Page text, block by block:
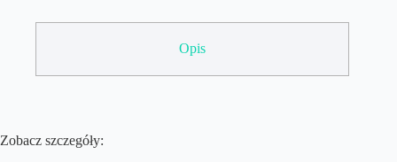
Opis
Zobacz szczegóły: